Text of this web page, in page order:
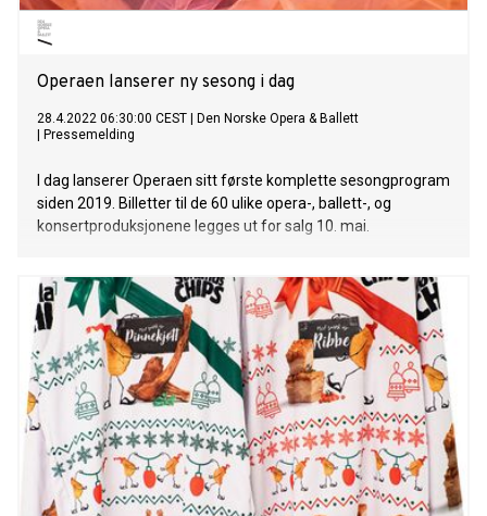
Operaen lanserer ny sesong i dag
28.4.2022 06:30:00 CEST
Den Norske Opera & Ballett
Pressemelding
I dag lanserer Operaen sitt første komplette sesongprogram
siden 2019. Billetter til de 60 ulike opera-, ballett-, og
konsertproduksjonene legges ut for salg 10. mai.